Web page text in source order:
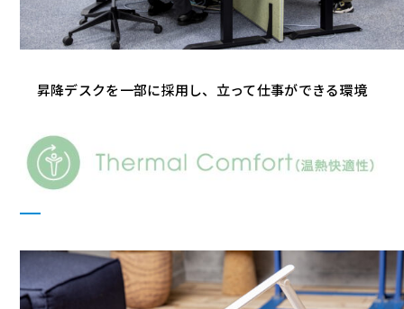
昇降デスクを一部に採用し、立って仕事ができる環境